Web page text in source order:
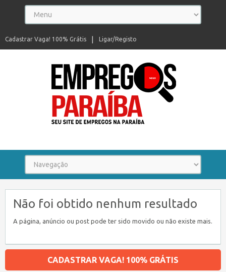
Ligar/Registo
Cadastrar Vaga! 100% Grátis
Não foi obtido nenhum resultado
A página, anúncio ou post pode ter sido movido ou não existe mais.
CADASTRAR VAGA! 100% GRÁTIS